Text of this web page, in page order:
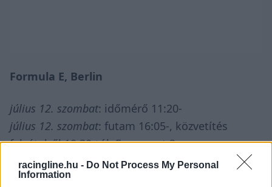
racingline.hu - Do Not Process My Personal
Information
Formula E, Berlin
július 12. szombat: időmérő 11:20-
július 12. szombat: futam 16:05-, közvetítés
felvételről 19:30-tól: Eurosport 2
július 13. vasárnap : időmérő 11:20-
július 13. vasárnap